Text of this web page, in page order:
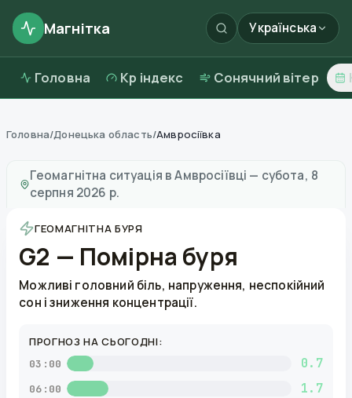
Магнітка Українська
Головна Kp індекс Сонячний вітер
Головна/Донецька область/Амвросіївка
Геомагнітна ситуація в Амвросіївці — субота, 8
серпня 2026 р.
ГЕОМАГНІТНА БУРЯ
G2 — Помірна буря
Можливі головний біль, напруження, неспокійний
сон і зниження концентрації.
ПРОГНОЗ НА СЬОГОДНІ:
03:00 0.7
06:00 1.7